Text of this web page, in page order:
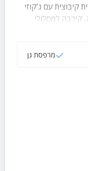
קיבוצית עם ג'קוזי
קירבה למסלולי
ולהרים מסביב.
מרפסת גן